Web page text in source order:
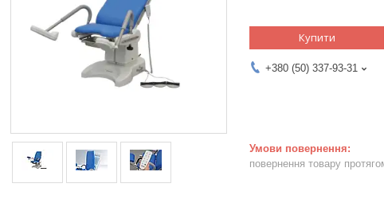
Купити
+380 (50) 337-93-31
повернення товару